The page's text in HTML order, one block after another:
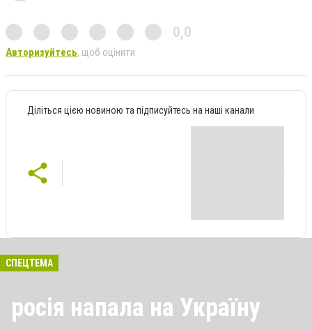
0,0
Авторизуйтесь, щоб оцінити
Діліться цією новиною та підписуйтесь на наші канали
СПЕЦТЕМА
росія напала на Україну